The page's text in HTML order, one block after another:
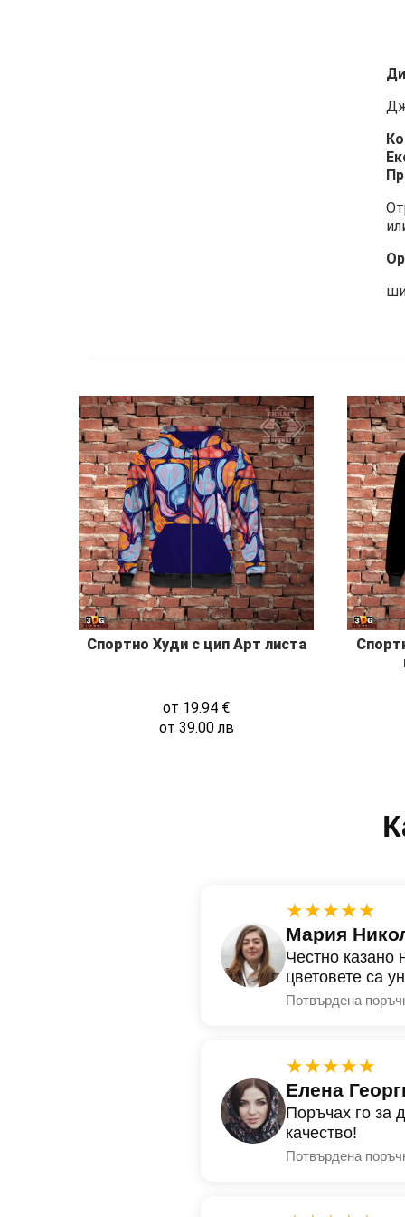
Спортно Худи с цип Арт листа
от 19.94 €
от 39.00лв
★★★★★
Мария
Честно казано
цветовете са
Потвърдена
★★★★★
Елена
Поръчах го за
качество!
Потвърдена